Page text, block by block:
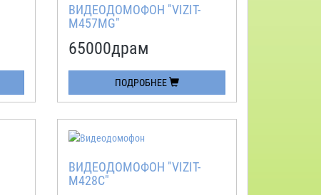
ВИДЕОДОМОФОН "VIZIT-
M457MG"
65000драм
ПОДРОБНЕЕ
ВИДЕОДОМОФОН "VIZIT-
M428C"